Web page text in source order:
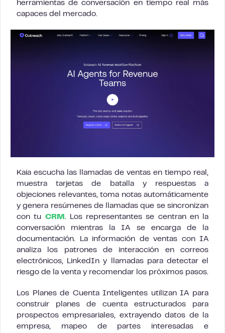
herramientas de conversación en tiempo real más
capaces del mercado.
Kaia escucha las llamadas de ventas en tiempo real,
muestra tarjetas de batalla y respuestas a
objeciones relevantes, toma notas automáticamente
y genera resúmenes de llamadas que se sincronizan
con tu CRM
. Los representantes se centran en la
conversación mientras la IA se encarga de la
documentación. La información de ventas con IA
analiza los patrones de interacción en correos
electrónicos, LinkedIn y llamadas para detectar el
riesgo de la venta y recomendar los próximos pasos.
Los Planes de Cuenta Inteligentes utilizan IA para
construir planes de cuenta estructurados para
prospectos empresariales, extrayendo datos de la
empresa, mapeo de partes interesadas e